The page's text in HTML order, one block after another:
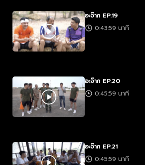
อะจ๊าก EP.19
0:43:59 นาที
อะจ๊าก EP.20
0:45:59 นาที
อะจ๊าก EP.21
0:45:59 นาที